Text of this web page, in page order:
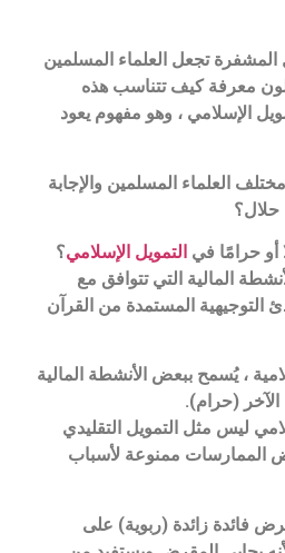
المشفرة تجعل العلماء المسلمين
معرفة كيف تتناسب هذه
الإسلامي ، وهو مفهوم يعود
العلماء المسلمين والإجابة
حلال؟
أو حرامًا في التمويل الإسلامي؟
المالية التي تتوافق مع
التوجيهية المستمدة من القرآن
، يُسمح ببعض الأنشطة المالية
(حرام).
ليس مثل التمويل التقليدي
الممارسات ممنوعة لأسباب
فائدة زائدة (ربوية) على